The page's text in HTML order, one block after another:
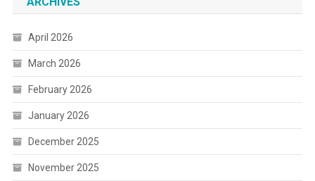
April 2026
March 2026
February 2026
January 2026
December 2025
November 2025